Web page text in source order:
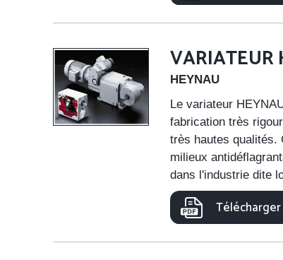
VARIATEUR
HEYNAU
Le variateur
fabrication très
très hautes qualités.
milieux
dans l'industrie dite